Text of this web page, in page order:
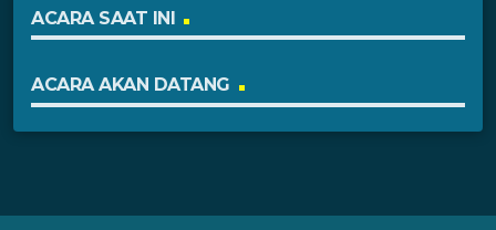
ACARA SAAT INI
ACARA AKAN DATANG